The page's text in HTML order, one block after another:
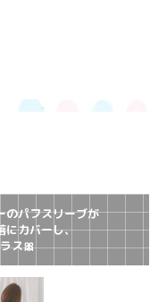
のパフスリーブが
にカバーし、
ス🎀